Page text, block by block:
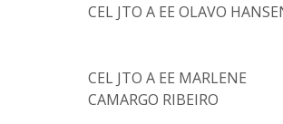
CEL JTO A EE OLAVO
CEL JTO A EE MARLENE
CAMARGO RIBEIRO